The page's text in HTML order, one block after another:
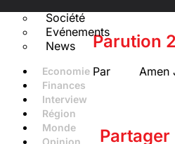
Société
Evénements
News
Economie
Finances
Interview
Région
Monde
Opinion
Parution
Par Amen
Partager